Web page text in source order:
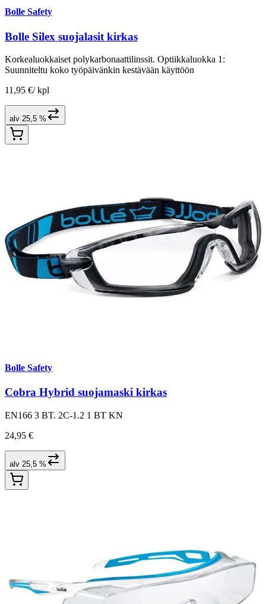
Bolle Safety
Bolle Silex suojalasit kirkas
Korkealuokkaiset polykarbonaattilinssit. Optiikkaluokka 1:
Suunniteltu koko työpäivänkin kestävään käyttöön
11,95 €/ kpl
alv 25,5 %
Bolle Safety
Cobra Hybrid suojamaski kirkas
EN166 3 BT. 2C-1.2 1 BT KN
24,95 €
alv 25,5 %